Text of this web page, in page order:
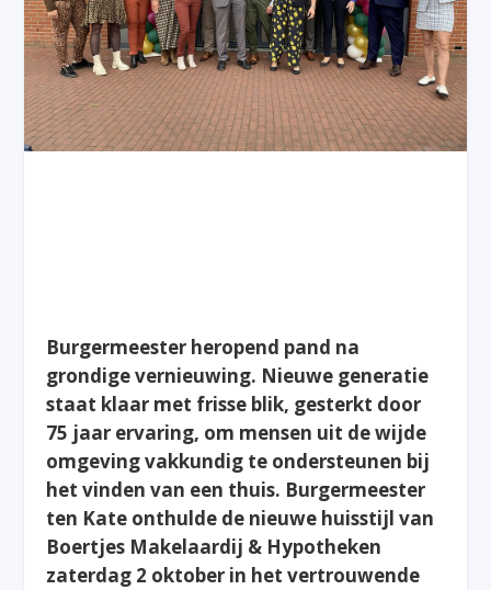
Burgermeester heropend pand na
grondige vernieuwing. Nieuwe generatie
staat klaar met frisse blik, gesterkt door
75 jaar ervaring, om mensen uit de wijde
omgeving vakkundig te ondersteunen bij
het vinden van een thuis. Burgermeester
ten Kate onthulde de nieuwe huisstijl van
Boertjes Makelaardij & Hypotheken
zaterdag 2 oktober in het vertrouwende